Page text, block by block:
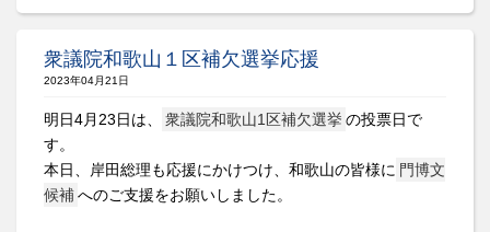
衆議院和歌山１区補欠選挙応援
2023年04月21日
明日4月23日は、 衆議院和歌山1区補欠選挙 の投票日で
す。
本日、岸田総理も応援にかけつけ、和歌山の皆様に 門博文
候補へのご支援をお願いしました。